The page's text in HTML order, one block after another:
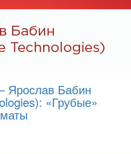
Ярослав Бабин
«Грубые»